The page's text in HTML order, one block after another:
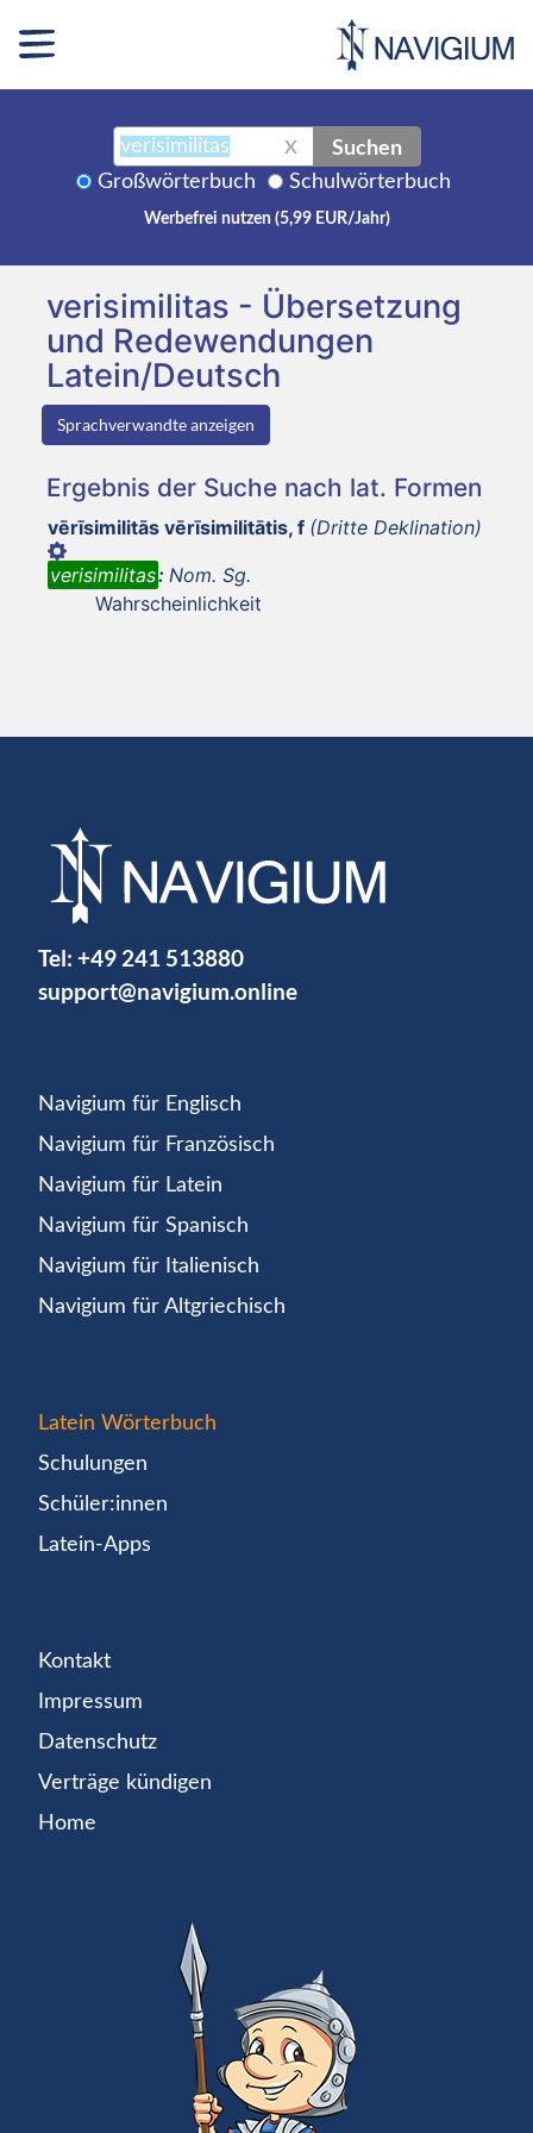
X Suchen
Großwörterbuch Schulwörterbuch
Werbefrei nutzen (5,99 EUR/Jahr)
verisimilitas - Übersetzung
und Redewendungen
Latein/Deutsch
Sprachverwandte anzeigen
Ergebnis der Suche nach lat. Formen
vērīsimilitās vērīsimilitātis, f (Dritte Deklination)
verisimilitas: Nom. Sg.
Wahrscheinlichkeit
Tel: +49 241 513880
support@navigium.online
Navigium für Englisch
Navigium für Französisch
Navigium für Latein
Navigium für Spanisch
Navigium für Italienisch
Navigium für Altgriechisch
Latein Wörterbuch
Schulungen
Schüler:innen
Latein-Apps
Kontakt
Impressum
Datenschutz
Verträge kündigen
Home